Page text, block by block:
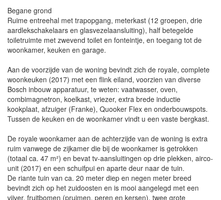
Begane grond
Ruime entreehal met trapopgang, meterkast (12 groepen, drie
aardlekschakelaars en glasvezelaansluiting), half betegelde
toiletruimte met zwevend toilet en fonteintje, en toegang tot de
woonkamer, keuken en garage.
Aan de voorzijde van de woning bevindt zich de royale, complete
woonkeuken (2017) met een flink eiland, voorzien van diverse
Bosch inbouw apparatuur, te weten: vaatwasser, oven,
combimagnetron, koelkast, vriezer, extra brede inductie
kookplaat, afzuiger (Franke), Quooker Flex en onderbouwspots.
Tussen de keuken en de woonkamer vindt u een vaste bergkast.
De royale woonkamer aan de achterzijde van de woning is extra
ruim vanwege de zijkamer die bij de woonkamer is getrokken
(totaal ca. 47 m²) en bevat tv-aansluitingen op drie plekken, airco-
unit (2017) en een schuifpui en aparte deur naar de tuin.
De riante tuin van ca. 20 meter diep en negen meter breed
bevindt zich op het zuidoosten en is mooi aangelegd met een
vijver, fruitbomen (pruimen, peren en kersen), twee grote